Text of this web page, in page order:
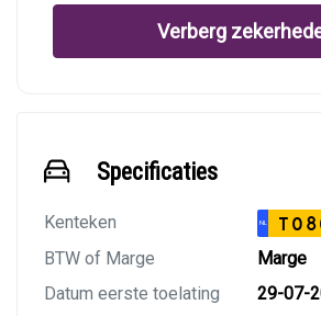
Verberg
Specificaties
Kenteken NL
BTW of Marge
Marge
Datum eerste toelating
29-07-